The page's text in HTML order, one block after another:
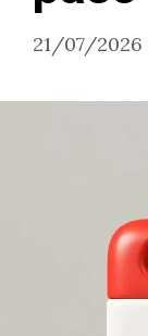
21/07/2026